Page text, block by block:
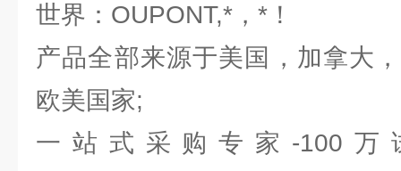
世界：OUPONT,*，*！
产品全部来源于美国，加拿大
欧美国家;
一站式采购专家-100万